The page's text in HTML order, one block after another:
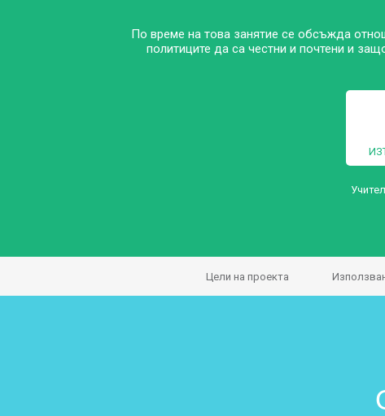
По време на това занятие се обсъжда
политиците да са честни и почтени и
Цели на проекта